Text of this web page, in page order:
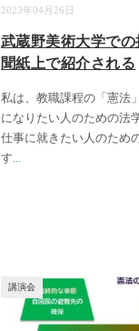
2023年04月26日
武蔵野美術大学で
聞紙上で紹介される
私は、教職課程の「憲法
になりたい人のための法
仕事に就きたい人のため
す...
講演会